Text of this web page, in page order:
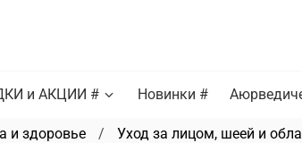
и АКЦИИ # Новинки #
и здоровье Уход за лицом, шеей и